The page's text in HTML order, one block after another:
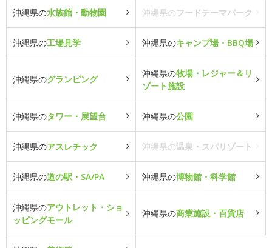
沖縄県の水族館・動物園 沖縄県のフードテーマパーク
沖縄県の工場見学 沖縄県のキャンプ場・BBQ場
沖縄県のグランピング
沖縄県の牧場・レジャー＆リ
ゾート施設
沖縄県のタワー・展望台 沖縄県の公園
沖縄県のアスレチック 沖縄県の温泉・スパリゾート
沖縄県の道の駅・SA/PA 沖縄県の博物館・科学館
沖縄県のアウトレット・ショ
ッピングモール
沖縄県の商業施設・百貨店